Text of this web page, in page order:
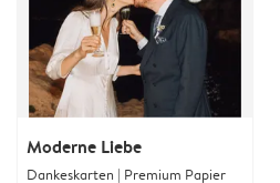
Moderne Liebe
Dankeskarten | Premium Papier